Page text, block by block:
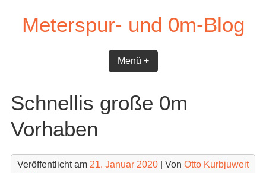
contentMeterspur- und 0m-Blog
Menü +
Schnellis große 0m
Vorhaben
Veröffentlicht am 21. Januar 2020| Von Otto Kurbjuweit